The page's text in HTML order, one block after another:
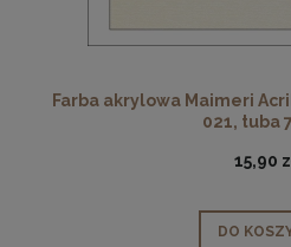
Farba akrylowa Maimeri
021, tuba
15,90
DO